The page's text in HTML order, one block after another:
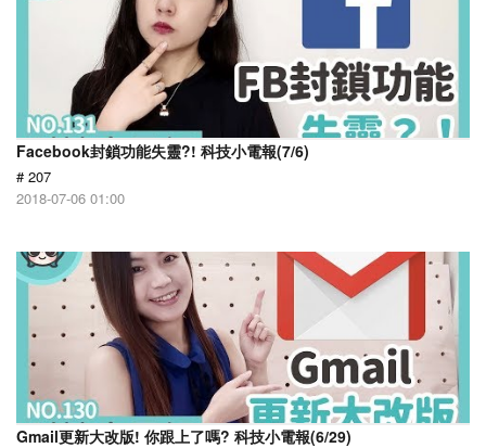
Facebook封鎖功能失靈?! 科技小電報(7/6)
# 207
2018-07-06 01:00
Gmail更新大改版! 你跟上了嗎? 科技小電報(6/29)